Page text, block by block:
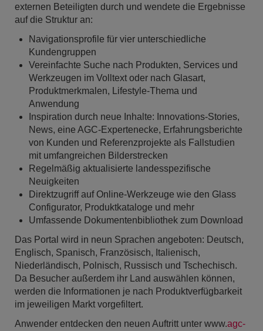
externen Beteiligten durch und wendete die Ergebnisse
auf die Struktur an:
Navigationsprofile für vier unterschiedliche
Kundengruppen
Vereinfachte Suche nach Produkten, Services und
Werkzeugen im Volltext oder nach Glasart,
Produktmerkmalen, Lifestyle-Thema und
Anwendung
Inspiration durch neue Inhalte: Innovations-Stories,
News, eine AGC-Expertenecke, Erfahrungsberichte
von Kunden und Referenzprojekte als Fallstudien
mit umfangreichen Bilderstrecken
Regelmäßig aktualisierte landesspezifische
Neuigkeiten
Direktzugriff auf Online-Werkzeuge wie den Glass
Configurator, Produktkataloge und mehr
Umfassende Dokumentenbibliothek zum Download
Das Portal wird in neun Sprachen angeboten: Deutsch,
Englisch, Spanisch, Französisch, Italienisch,
Niederländisch, Polnisch, Russisch und Tschechisch.
Da Besucher außerdem ihr Land auswählen können,
werden die Informationen je nach Produktverfügbarkeit
im jeweiligen Markt vorgefiltert.
Anwender entdecken den neuen Auftritt unter www.agc-